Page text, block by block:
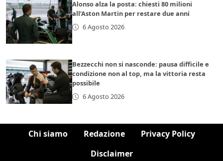
Alonso alza la posta: chiesti 80 milioni
all’Aston Martin per restare due anni
6 Agosto 2026
Bezzecchi non si nasconde: pausa difficile e
condizione non al top, ma la vittoria resta
possibile
6 Agosto 2026
Chi siamo Redazione
Privacy Policy
Disclaimer